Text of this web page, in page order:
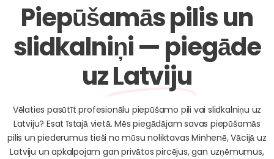
Piepūšamās pilis un
slidkalniņi — piegāde
uzLatviju
Vēlaties pasūtīt profesionālu piepūšamo pili vai slidkalniņu uz
Latviju? Esat īstajā vietā. Mēs piegādājam savas piepūšamās
pilis un piederumus tieši no mūsu noliktavas Minhenē, Vācijā uz
Latviju un apkalpojam gan privātos pircējus, gan uzņēmumus,